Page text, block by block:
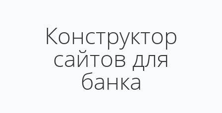
Конструктор
сайтов для
банка